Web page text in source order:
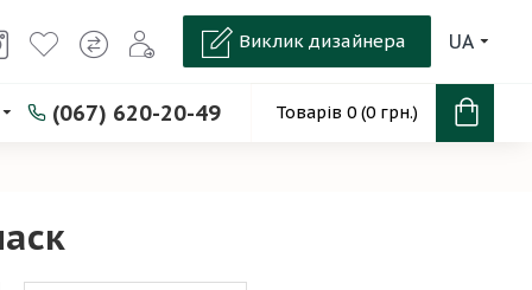
UA
Виклик дизайнера
(067) 620-20-49 Товарів 0 (0 грн.)